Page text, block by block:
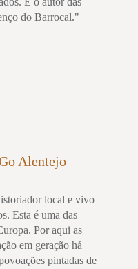
do Barrocal."
Alentejo
local e vivo
Esta é uma das
Por aqui as
em geração há
pintadas de